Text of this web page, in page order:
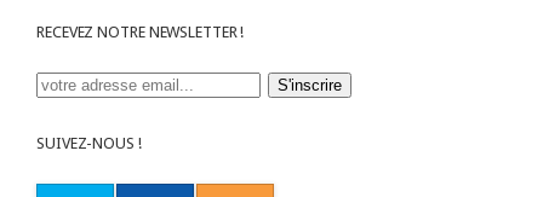
RECEVEZ NOTRE NEWSLETTER !
SUIVEZ-NOUS !